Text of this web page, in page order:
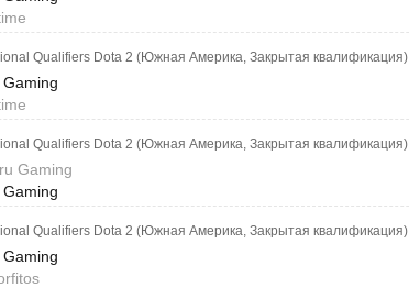
Qualifiers Dota 2 (Южная Америка, Закрытая квалификация)
Gaming
Qualifiers Dota 2 (Южная Америка, Закрытая квалификация)
Gaming
Qualifiers Dota 2 (Южная Америка, Закрытая квалификация)
Gaming